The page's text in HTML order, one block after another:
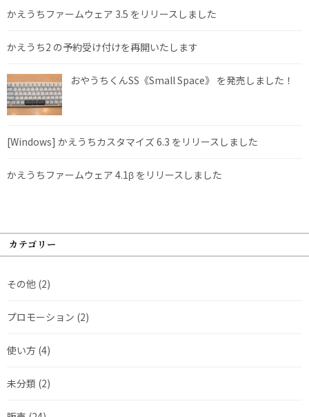
かえうちファームウェア 3.5 をリリースしました
かえうち2 の予約受け付けを再開いたします
おやうちくんSS《Small Space》 を発売しました！
[Windows] かえうちカスタマイズ 6.3 をリリースしました
かえうちファームウェア 4.1β をリリースしました
カテゴリー
その他 (2)
プロモーション (2)
使い方 (4)
未分類 (2)